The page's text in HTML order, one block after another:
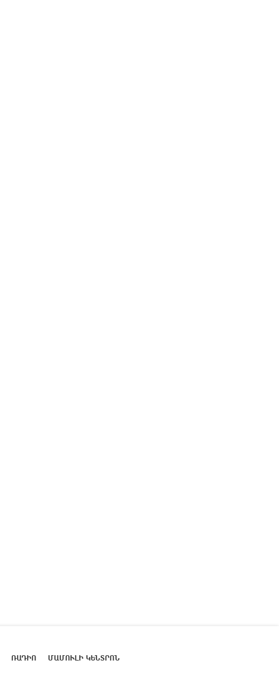
ՌԱԴԻՈ ՄԱՄՈՒԼԻ ԿԵՆՏՐՈՆ